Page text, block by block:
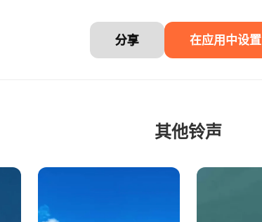
分享 在应用中设置
其他铃声